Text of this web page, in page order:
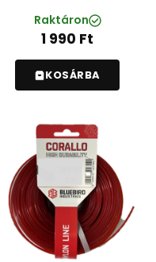
Raktáron
1 990 Ft
KOSÁRBA